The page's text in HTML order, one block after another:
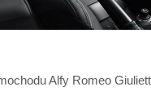
Alfy Romeo